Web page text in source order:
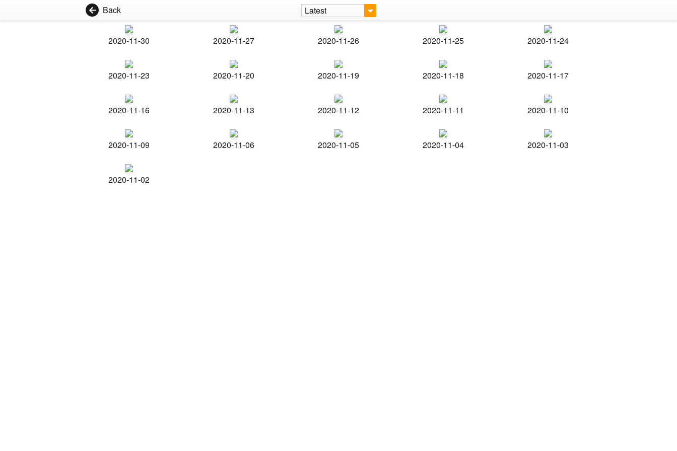
Back Latest
2020-11-30 2020-11-27 2020-11-26 2020-11-25 2020-11-24
2020-11-23 2020-11-20 2020-11-19 2020-11-18 2020-11-17
2020-11-16 2020-11-13 2020-11-12 2020-11-11 2020-11-10
2020-11-09 2020-11-06 2020-11-05 2020-11-04 2020-11-03
2020-11-02